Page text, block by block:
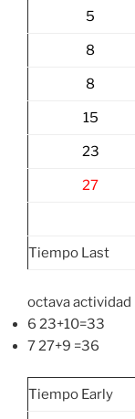
5
8
8
15
23
27
Tiempo Last
octava actividad
6 23+10=33
7 27+9 =36
Tiempo Early